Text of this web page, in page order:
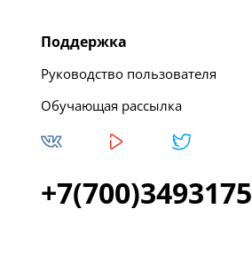
Поддержка
Руководство пользователя
Обучающая рассылка
+7(700)3493175